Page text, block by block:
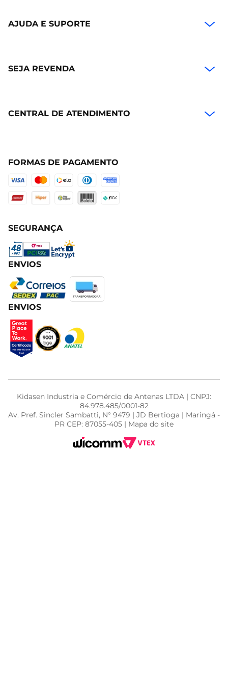
AJUDA E SUPORTE
SEJA REVENDA
CENTRAL DE ATENDIMENTO
FORMAS DE PAGAMENTO
SEGURANÇA
ENVIOS
ENVIOS
Kidasen Industria e Comércio de Antenas LTDA | CNPJ:
84.978.485/0001-82
Av. Pref. Sincler Sambatti, N° 9479 | JD Bertioga | Maringá -
PR CEP: 87055-405 | Mapa do site